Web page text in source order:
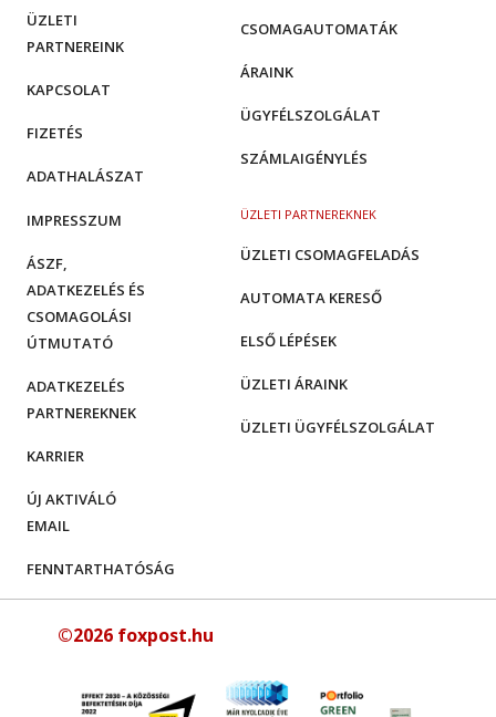
CSOMAGAUTOMATÁK
ÁRAINK
ÜGYFÉLSZOLGÁLAT
SZÁMLAIGÉNYLÉS
ÜZLETI PARTNEREKNEK
ÜZLETI CSOMAGFELADÁS
AUTOMATA KERESŐ
ELSŐ LÉPÉSEK
ÜZLETI ÁRAINK
ÜZLETI ÜGYFÉLSZOLGÁLAT
ÜZLETI
PARTNEREINK
KAPCSOLAT
FIZETÉS
ADATHALÁSZAT
IMPRESSZUM
ÁSZF,
ADATKEZELÉS ÉS
CSOMAGOLÁSI
ÚTMUTATÓ
ADATKEZELÉS
PARTNEREKNEK
KARRIER
ÚJ AKTIVÁLÓ
EMAIL
FENNTARTHATÓSÁG
©2026 foxpost.hu